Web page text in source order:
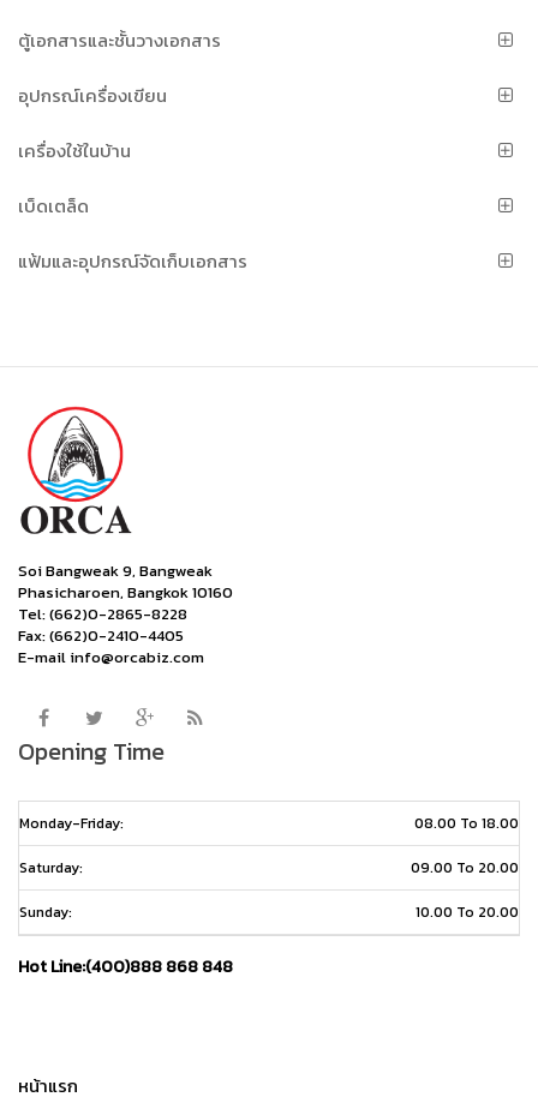
ตู้เอกสารและชั้นวางเอกสาร
อุปกรณ์เครื่องเขียน
เครื่องใช้ในบ้าน
เบ็ดเตล็ด
แฟ้มและอุปกรณ์จัดเก็บเอกสาร
Soi Bangweak 9, Bangweak
Phasicharoen, Bangkok 10160
Tel: (662)0-2865-8228
Fax: (662)0-2410-4405
E-mail info@orcabiz.com
Opening Time
Monday-Friday: 08.00 To 18.00
Saturday: 09.00 To 20.00
Sunday: 10.00 To 20.00
Hot Line:(400)888 868 848
หน้าแรก